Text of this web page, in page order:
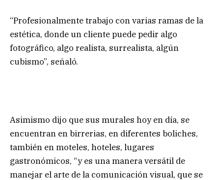
“Profesionalmente trabajo con varias ramas de la
estética, donde un cliente puede pedir algo
fotográfico, algo realista, surrealista, algún
cubismo”, señaló.
Asimismo dijo que sus murales hoy en día, se
encuentran en birrerias, en diferentes boliches,
también en moteles, hoteles, lugares
gastronómicos, “y es una manera versátil de
manejar el arte de la comunicación visual, que se